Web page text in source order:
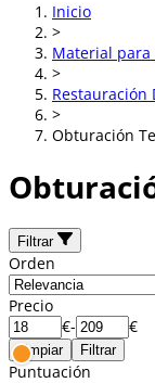
Inicio
>
Material para
>
Restauración
>
Obturación
Filtrar
Orden
Precio
€- €
Limpiar Filtrar
Puntuación